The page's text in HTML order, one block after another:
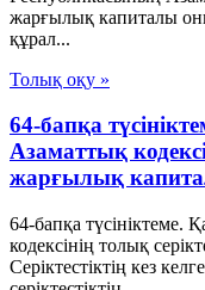
жарғылық капиталы
құрал...
Толық оқу »
64-бапқа
Азаматтық
жарғылық
64-бапқа түсініктеме.
кодексінің толық
Серіктестіктің кез